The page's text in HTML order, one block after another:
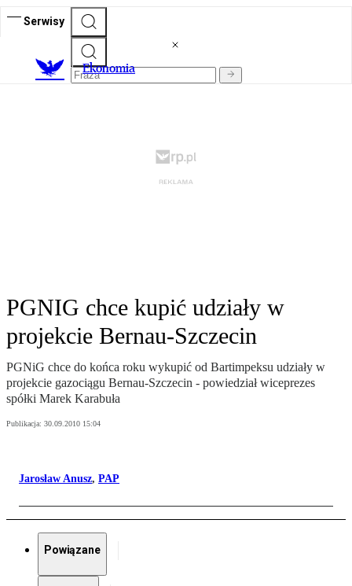
Serwisy
Ekonomia
PGNIG chce kupić udziały w
projekcie Bernau-Szczecin
PGNiG chce do końca roku wykupić od Bartimpeksu udziały w
projekcie gazociągu Bernau-Szczecin - powiedział wiceprezes
spółki Marek Karabuła
Publikacja: 30.09.2010 15:04
Jarosław Anusz, PAP
Powiązane